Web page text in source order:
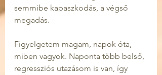
semmibe kapaszkodás, a végső
megadás.
Figyelgetem magam, napok óta,
miben vagyok. Naponta több belső,
regressziós utazásom is van, így